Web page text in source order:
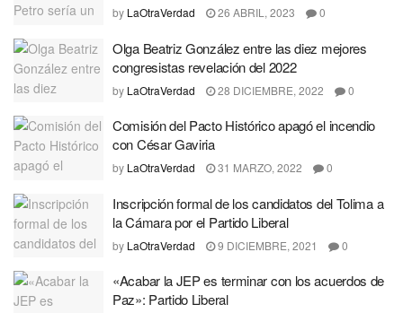
by LaOtraVerdad 26 ABRIL, 2023 0
Olga Beatriz González entre las diez mejores
congresistas revelación del 2022
by LaOtraVerdad 28 DICIEMBRE, 2022 0
Comisión del Pacto Histórico apagó el incendio
con César Gaviria
by LaOtraVerdad 31 MARZO, 2022 0
Inscripción formal de los candidatos del Tolima a
la Cámara por el Partido Liberal
by LaOtraVerdad 9 DICIEMBRE, 2021 0
«Acabar la JEP es terminar con los acuerdos de
Paz»: Partido Liberal